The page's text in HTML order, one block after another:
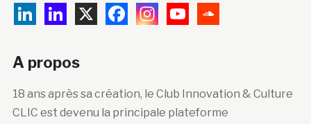
A propos
18 ans après sa création, le Club Innovation & Culture
CLIC est devenu la principale plateforme